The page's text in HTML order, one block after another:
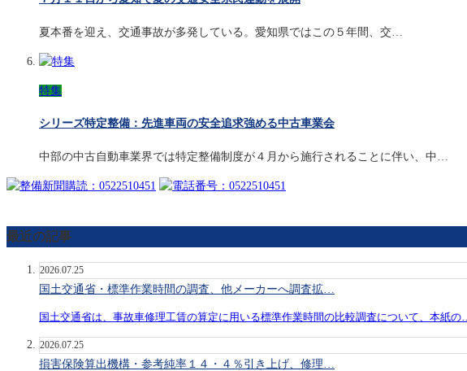
夏本番を迎え、交通事故が多発している。愛知県ではこの５年間、交…
特集
シリーズ特定整備：先進車両の安全追求強める中古車業会
中部の中古自動車業界では特定整備制度が４月から施行されることに伴い、中…
最近の記事
2026.07.25
国土交通省・標準作業時間の調査、他メーカーへ調査拡…
国土交通省は、事故車修理工賃の算定に用いる標準作業時間の比較調査について、本紙の…
2026.07.25
損害保険算出機構・参考純率１４・４％引き上げ、修理…